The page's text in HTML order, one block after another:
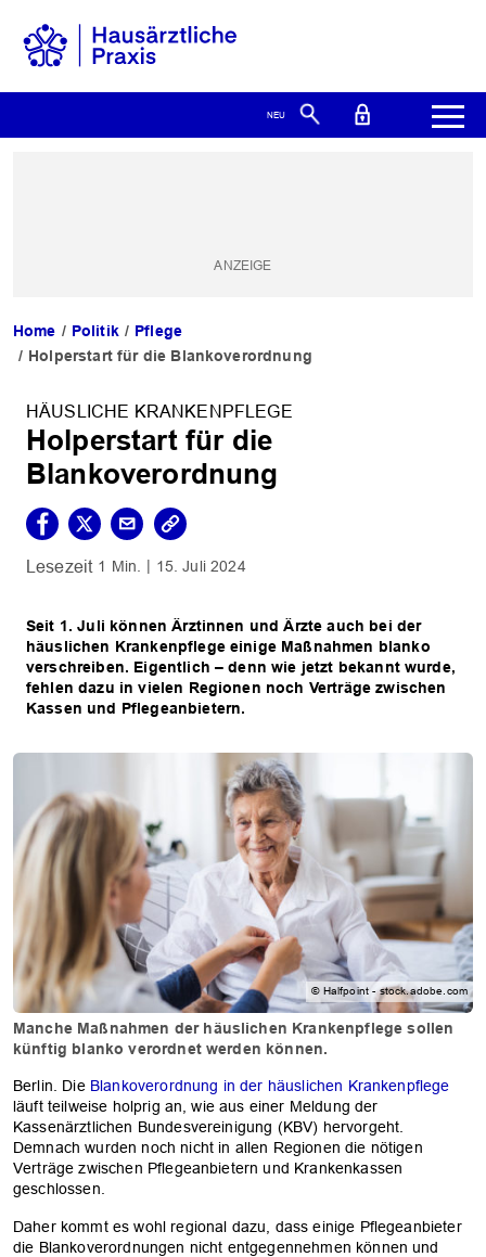
Home Politik
Pflege
Holperstart für die Blankoverordnung
HÄUSLICHE KRANKENPFLEGE
Holperstart für die
Blankoverordnung
1 Min. 15. Juli 2024
Seit 1. Juli können Ärztinnen und Ärzte auch bei der
häuslichen Krankenpflege einige Maßnahmen blanko
verschreiben. Eigentlich – denn wie jetzt bekannt wurde,
fehlen dazu in vielen Regionen noch Verträge zwischen
Kassen und Pflegeanbietern.
© Halfpoint - stock.adobe.com
Manche Maßnahmen der häuslichen Krankenpflege sollen
künftig blanko verordnet werden können.
Berlin. Die Blankoverordnung in der häuslichen Krankenpflege
läuft teilweise holprig an, wie aus einer Meldung der
Kassenärztlichen Bundesvereinigung (KBV) hervorgeht.
Demnach wurden noch nicht in allen Regionen die nötigen
Verträge zwischen Pflegeanbietern und Krankenkassen
geschlossen.
Daher kommt es wohl regional dazu, dass einige Pflegeanbieter
die Blankoverordnungen nicht entgegennehmen können und